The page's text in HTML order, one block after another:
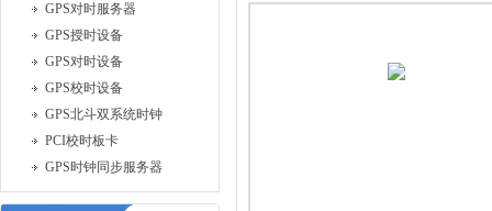
GPS对时服务器
GPS授时设备
GPS对时设备
GPS校时设备
GPS北斗双系统时钟
PCI校时板卡
GPS时钟同步服务器